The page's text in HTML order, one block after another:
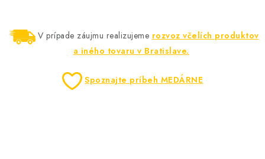
V prípade záujmu realizujeme rozvoz včelích produktov
a iného tovaru v Bratislave.
Spoznajte príbeh MEDÁRNE